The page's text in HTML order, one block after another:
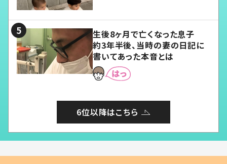
生後8ヶ月で亡くなった息子
約3年半後、当時の妻の日記に
書いてあった本音とは
6位以降はこちら